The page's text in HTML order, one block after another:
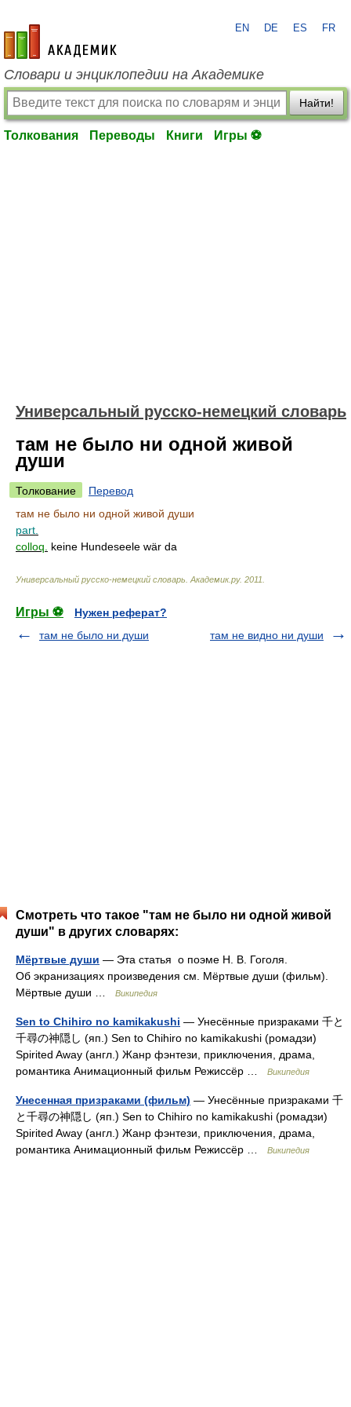
academic.ru
EN DE ES FR
Словари и энциклопедии на Академике
Найти!
Толкования Переводы Книги Игры ⚽
Универсальный русско-немецкий словарь
там не было ни одной живой
души
Толкование
Перевод
там не было ни одной живой души
part.
colloq.
keine Hundeseele wär da
Универсальный русско-немецкий словарь Академик.ру. 2011
Игры ⚽
Нужен реферат?
там не было ни души
там не видно ни души
Смотреть что такое "там не было ни одной живой
души" в других словарях:
Мёртвые души — Эта статья о поэме Н. В. Гоголя.
Об экранизациях произведения см. Мёртвые души (фильм).
Мёртвые души …
Википедия
Sen to Chihiro no kamikakushi — Унесённые призраками 千と
千尋の神隠し (яп.) Sen to Chihiro no kamikakushi (ромадзи)
Spirited Away (англ.) Жанр фэнтези, приключения, драма,
романтика Анимационный фильм Режиссёр …
Википедия
Унесенная призраками (фильм) — Унесённые призраками 千
と千尋の神隠し (яп.) Sen to Chihiro no kamikakushi (ромадзи)
Spirited Away (англ.) Жанр фэнтези, приключения, драма,
романтика Анимационный фильм Режиссёр …
Википедия